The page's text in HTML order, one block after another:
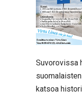
Suvorovissa
katsoa